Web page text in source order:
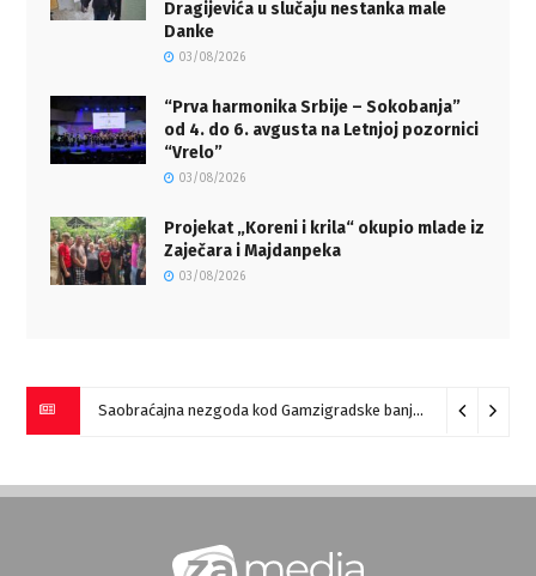
Dragijevića u slučaju nestanka male
Danke
03/08/2026
“Prva harmonika Srbije – Sokobanja”
od 4. do 6. avgusta na Letnjoj pozornici
“Vrelo”
03/08/2026
Projekat „Koreni i krila“ okupio mlade iz
Zaječara i Majdanpeka
03/08/2026
Saobraćajna nezgoda kod Gamzigradske banje 05/08/2026